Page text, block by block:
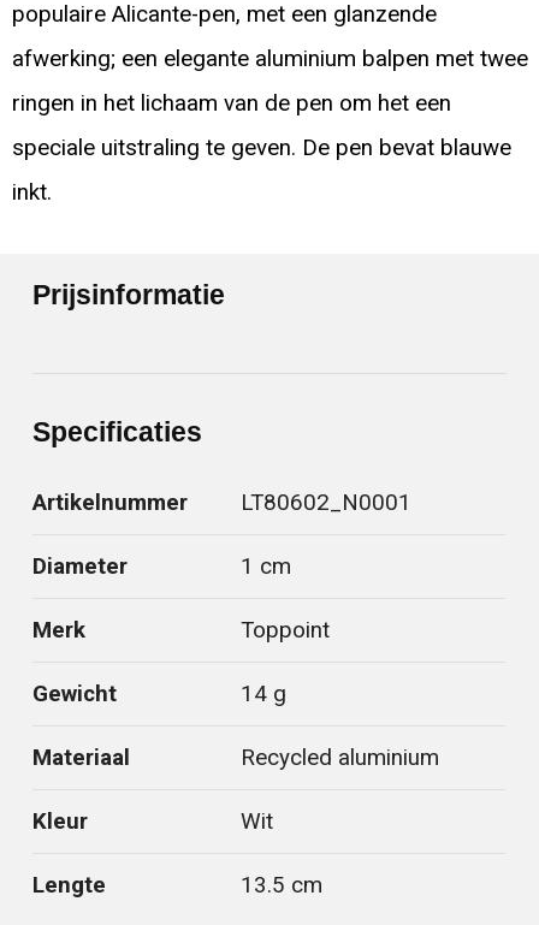
populaire Alicante-pen, met een glanzende
afwerking; een elegante aluminium balpen met twee
ringen in het lichaam van de pen om het een
speciale uitstraling te geven. De pen bevat blauwe
inkt.
Prijsinformatie
Specificaties
Artikelnummer LT80602_N0001
Diameter 1 cm
Merk Toppoint
Gewicht 14 g
Materiaal Recycled aluminium
Kleur Wit
Lengte 13.5 cm